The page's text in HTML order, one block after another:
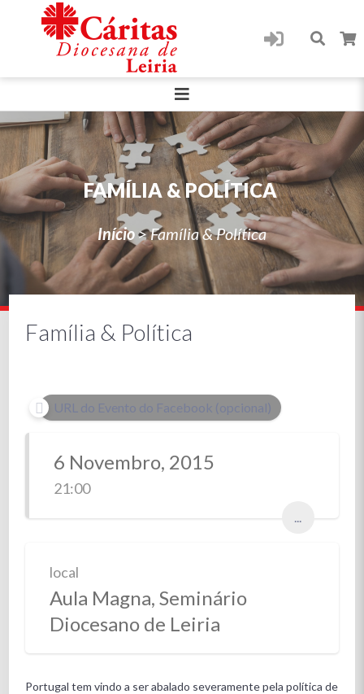
FAMÍLIA & POLÍTICA
Início>Família & Política
Família & Política
URL do Evento do Facebook (opcional)
6 Novembro, 2015
21:00
...
local
Aula Magna, Seminário
Diocesano de Leiria
Portugal tem vindo a ser abalado severamente pela política de